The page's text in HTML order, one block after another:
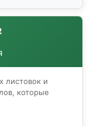
листовок и
которые